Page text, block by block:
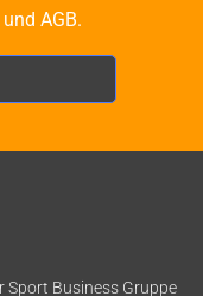
AGB.
Sport Business Gruppe